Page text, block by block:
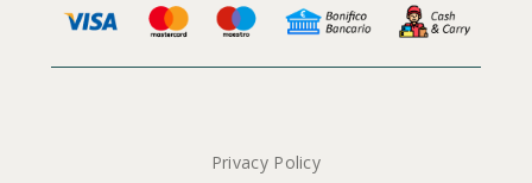
Privacy Policy